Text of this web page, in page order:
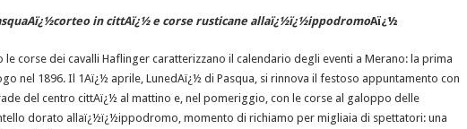
corteo in cittAï¿½ e corse rusticane allaï¿½ï¿½ippodromoAï¿½
le corse dei cavalli Haflinger caratterizzano il calendario degli eventi a Merano: la prima
nel 1896. Il 1Aï¿½ aprile, LunedAï¿½ di Pasqua, si rinnova il festoso appuntamento con
del centro cittAï¿½ al mattino e, nel pomeriggio, con le corse al galoppo delle
dorato allaï¿½ï¿½ippodromo, momento di richiamo per migliaia di spettatori: una